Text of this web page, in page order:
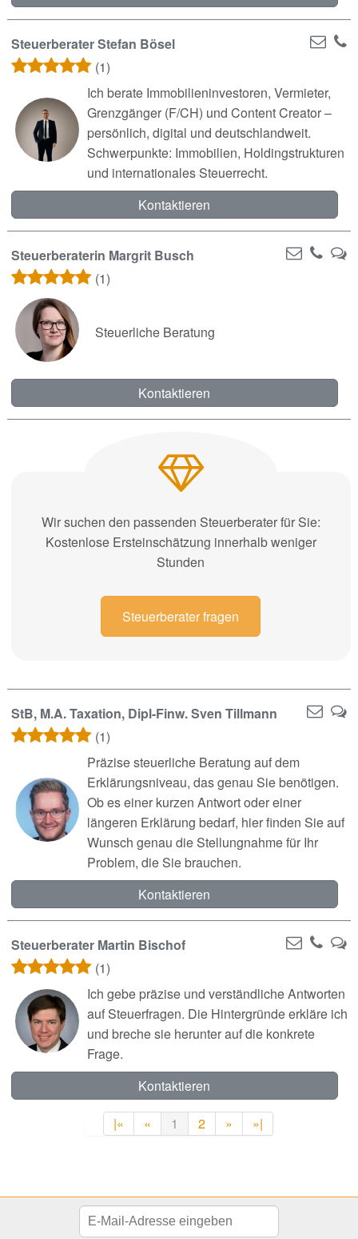
Steuerberater Stefan Bösel
(1)
Ich berate Immobilieninvestoren, Vermieter,
Grenzgänger (F/CH) und Content Creator –
persönlich, digital und deutschlandweit.
Schwerpunkte: Immobilien, Holdingstrukturen
und internationales Steuerrecht.
Kontaktieren
Steuerberaterin Margrit Busch
(1)
Steuerliche Beratung
Kontaktieren
Wir suchen den passenden Steuerberater für Sie:
Kostenlose Ersteinschätzung innerhalb weniger
Stunden
Steuerberater fragen
StB, M.A. Taxation, Dipl-Finw. Sven Tillmann
(1)
Präzise steuerliche Beratung auf dem
Erklärungsniveau, das genau Sie benötigen.
Ob es einer kurzen Antwort oder einer
längeren Erklärung bedarf, hier finden Sie auf
Wunsch genau die Stellungnahme für Ihr
Problem, die Sie brauchen.
Kontaktieren
Steuerberater Martin Bischof
(1)
Ich gebe präzise und verständliche Antworten
auf Steuerfragen. Die Hintergründe erkläre ich
und breche sie herunter auf die konkrete
Frage.
Kontaktieren
|« « 1 2 » »|